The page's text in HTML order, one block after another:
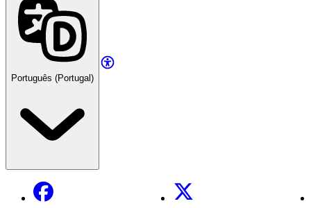
Português (Portugal)
Facebook X